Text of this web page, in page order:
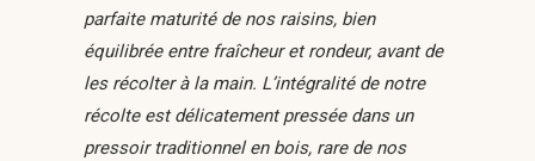
parfaite maturité de nos raisins, bien
équilibrée entre fraîcheur et rondeur, avant de
les récolter à la main. L’intégralité de notre
récolte est délicatement pressée dans un
pressoir traditionnel en bois, rare de nos